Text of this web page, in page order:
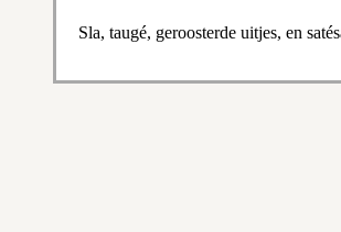
Sla, taugé, geroosterde uitjes, en